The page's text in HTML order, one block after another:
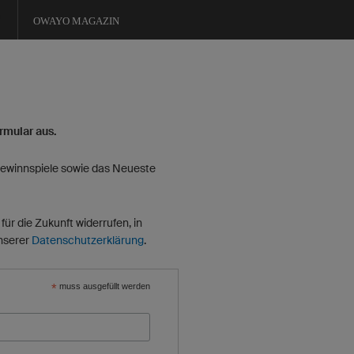
OWAYO MAGAZIN
aus.
sowie das Neueste
die Zukunft widerrufen, in
Datenschutzerklärung.
* muss ausgefüllt werden